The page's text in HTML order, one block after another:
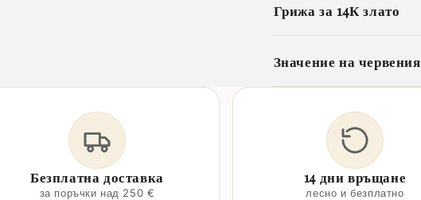
Грижа за 14К злато
Значение на
Безплатна доставка
за поръчки над 250 €
14 дни връщане
лесно и безплатно